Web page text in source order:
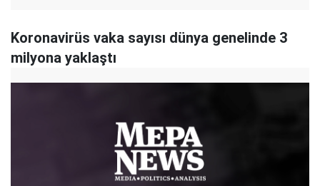
Koronavirüs vaka sayısı dünya genelinde 3
milyona yaklaştı